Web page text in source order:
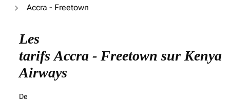
Accra - Freetown
Les
tarifs Accra - Freetown sur Kenya
Airways
De